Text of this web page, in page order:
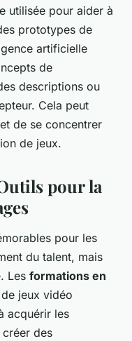
utilisée pour aider à
prototypes de
artificielle
de
descriptions ou
Cela peut
de se concentrer
de jeux.
pour la
pour les
du talent, mais
Les formations en
jeux vidéo
acquérir les
des